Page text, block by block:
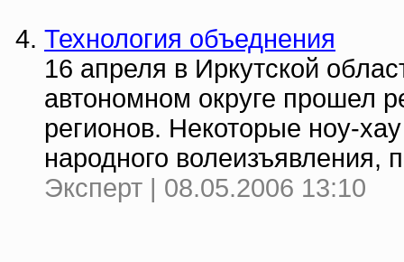
Технология объеднения
16 апреля в Иркутской
автономном округе прошел
регионов. Некоторые ноу-
народного волеизъявления,
Эксперт | 08.05.2006 13:10